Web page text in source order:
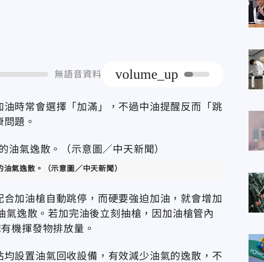
無語音資料 volume_up
時常會選擇「加滿」，不過中油提醒反而「跳
題。
油氣逸散 。（示意圖／中天新聞）
加油槍自動跳停，而硬要強迫加油，就會增加
逸散。若加完油後立刻抽槍，因加油槍管內
機揮發物排放量。
設置油氣回收設備，有效減少油氣的逸散，不